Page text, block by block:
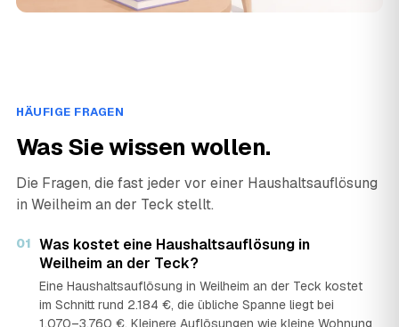
HÄUFIGE FRAGEN
Was Sie wissen wollen.
Die Fragen, die fast jeder vor einer Haushaltsauflösung
in Weilheim an der Teck stellt.
01 Was kostet eine Haushaltsauflösung in
Weilheim an der Teck?
Eine Haushaltsauflösung in Weilheim an der Teck kostet
im Schnitt rund 2.184 €, die übliche Spanne liegt bei
1.070–3.760 €. Kleinere Auflösungen wie kleine Wohnung